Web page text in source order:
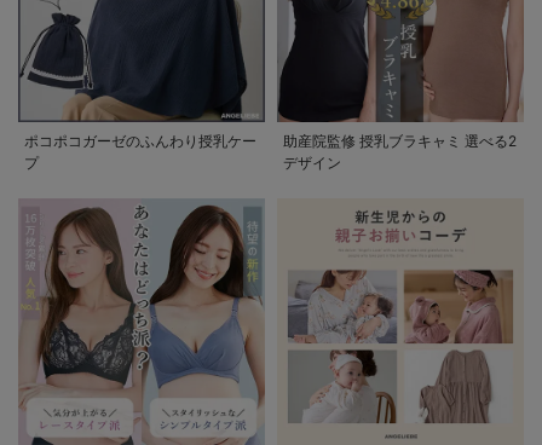
ポコポコガーゼのふんわり授乳ケー
プ
助産院監修 授乳ブラキャミ 選べる2
デザイン